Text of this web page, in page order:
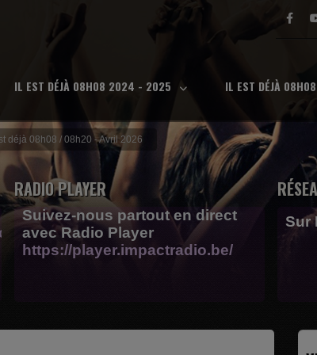
IL EST DÉJÀ 08H08 2024 - 2025 IL EST DÉJÀ
déjà 08h08 / 08h20 - Avril 2026
RADIO PLAYER
Suivez-nous partout en direct
avec Radio Player
https://player.impactradio.be/
Sur